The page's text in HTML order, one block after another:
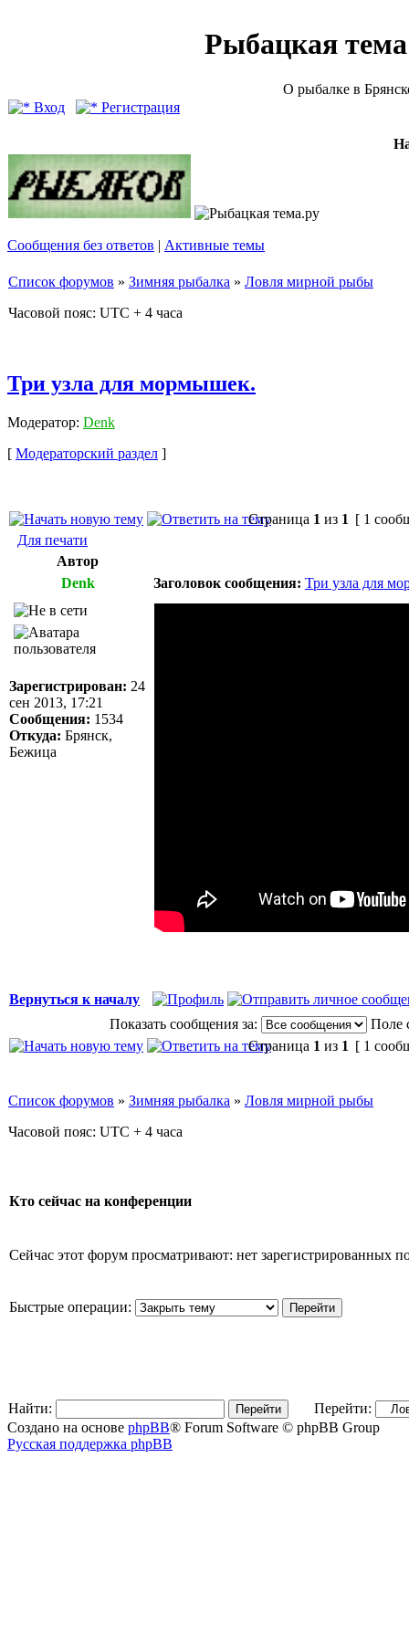
Рыбацкая
О рыбалке в
Вход
Регистрация
Сообщения без ответов | Активные темы
Список форумов » Зимняя рыбалка » Ловля мирной рыбы
Часовой пояс: UTC + 4 часа
Три узла для мормышек.
Модератор: Denk
[ Модераторский раздел ]
Страница 1 из 1 [ 1
Для печати
Автор
Denk
Заголовок сообщения: Три узла для
Зарегистрирован: 24
сен 2013, 17:21
Сообщения: 1534
Откуда: Брянск,
Бежица
Вернуться к началу
Показать сообщения за:
Поле
Страница 1 из 1 [ 1
Список форумов » Зимняя рыбалка » Ловля мирной рыбы
Часовой пояс: UTC + 4 часа
Кто сейчас на конференции
Сейчас этот форум просматривают: нет зарегистрированных
Быстрые операции:
Найти:
Перейти:
Создано на основе phpBB® Forum Software © phpBB Group
Русская поддержка phpBB